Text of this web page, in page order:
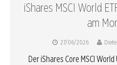
iShares MSCI World
am
27/06/2026
Der iShares Core MSCI